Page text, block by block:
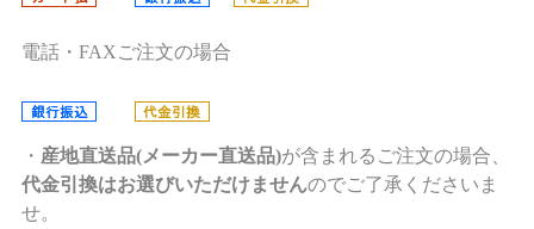
電話・FAXご注文の場合
・ 産地直送品(メーカー直送品)が含まれるご注文の場合、
代金引換はお選びいただけませんのでご了承くださいま
せ。